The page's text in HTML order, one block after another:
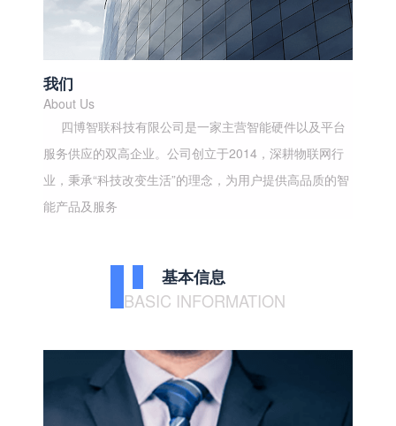
我们
About Us
四博智联科技有限公司是一家主营智能硬件以及平台
服务供应的双高企业。公司创立于2014，深耕物联网行
业，秉承“科技改变生活”的理念，为用户提供高品质的智
能产品及服务
基本信息
BASIC INFORMATION